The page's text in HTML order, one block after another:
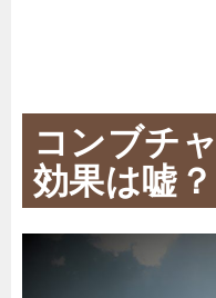
コンブチ
効果は嘘？